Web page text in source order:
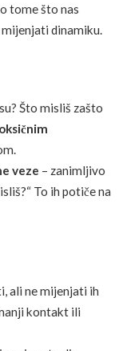
tome što nas
mijenjati dinamiku.
Što misliš zašto
veze – zanimljivo
To ih potiče na
ali ne mijenjati ih
kontakt ili